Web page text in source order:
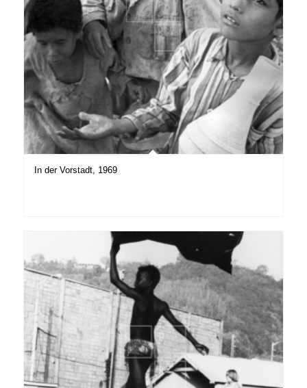
In der Vorstadt, 1969